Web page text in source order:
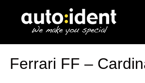
Ferrari FF –